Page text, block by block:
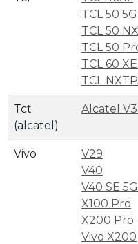
TCL 50 5G
TCL 50
TCL 50
TCL 60
TCL
Tct
(alcatel)
Alcatel
Vivo
V29
V40
V40 SE 5G
X100 Pro
X200 Pro
Vivo X200